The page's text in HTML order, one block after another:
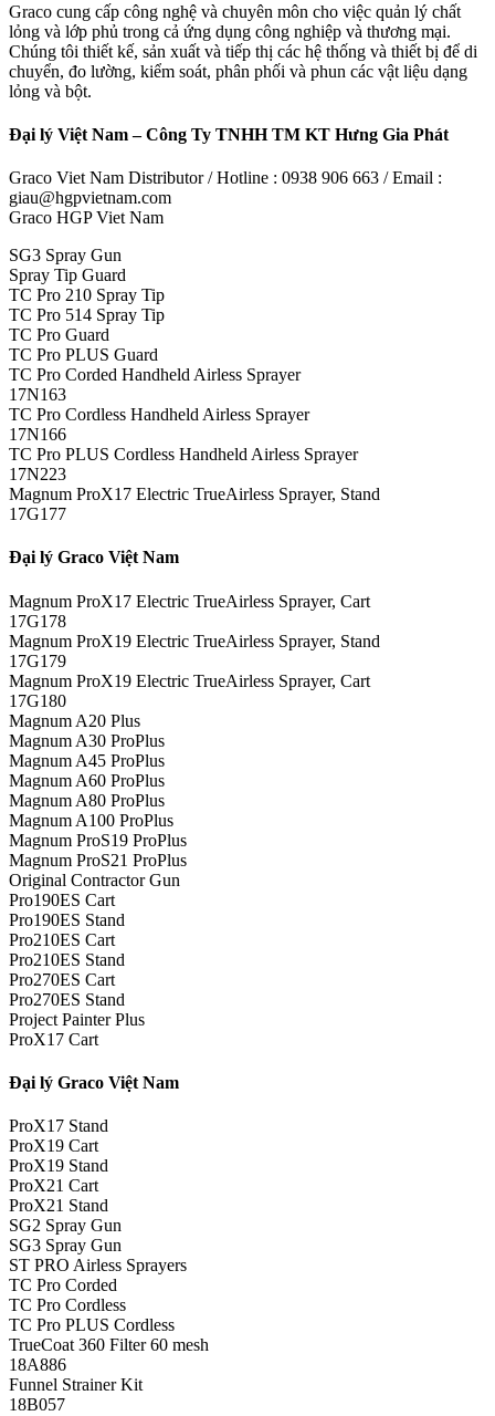
Graco cung cấp công nghệ và chuyên môn cho việc quản lý chất
lỏng và lớp phủ trong cả ứng dụng công nghiệp và thương mại.
Chúng tôi thiết kế, sản xuất và tiếp thị các hệ thống và thiết bị để di
chuyển, đo lường, kiểm soát, phân phối và phun các vật liệu dạng
lỏng và bột.
Đại lý Việt Nam – Công Ty TNHH TM KT Hưng Gia Phát
Graco Viet Nam Distributor / Hotline : 0938 906 663 / Email :
giau@hgpvietnam.com
Graco HGP Viet Nam
SG3 Spray Gun
Spray Tip Guard
TC Pro 210 Spray Tip
TC Pro 514 Spray Tip
TC Pro Guard
TC Pro PLUS Guard
TC Pro Corded Handheld Airless Sprayer
17N163
TC Pro Cordless Handheld Airless Sprayer
17N166
TC Pro PLUS Cordless Handheld Airless Sprayer
17N223
Magnum ProX17 Electric TrueAirless Sprayer, Stand
17G177
Đại lý Graco Việt Nam
Magnum ProX17 Electric TrueAirless Sprayer, Cart
17G178
Magnum ProX19 Electric TrueAirless Sprayer, Stand
17G179
Magnum ProX19 Electric TrueAirless Sprayer, Cart
17G180
Magnum A20 Plus
Magnum A30 ProPlus
Magnum A45 ProPlus
Magnum A60 ProPlus
Magnum A80 ProPlus
Magnum A100 ProPlus
Magnum ProS19 ProPlus
Magnum ProS21 ProPlus
Original Contractor Gun
Pro190ES Cart
Pro190ES Stand
Pro210ES Cart
Pro210ES Stand
Pro270ES Cart
Pro270ES Stand
Project Painter Plus
ProX17 Cart
Đại lý Graco Việt Nam
ProX17 Stand
ProX19 Cart
ProX19 Stand
ProX21 Cart
ProX21 Stand
SG2 Spray Gun
SG3 Spray Gun
ST PRO Airless Sprayers
TC Pro Corded
TC Pro Cordless
TC Pro PLUS Cordless
TrueCoat 360 Filter 60 mesh
18A886
Funnel Strainer Kit
18B057